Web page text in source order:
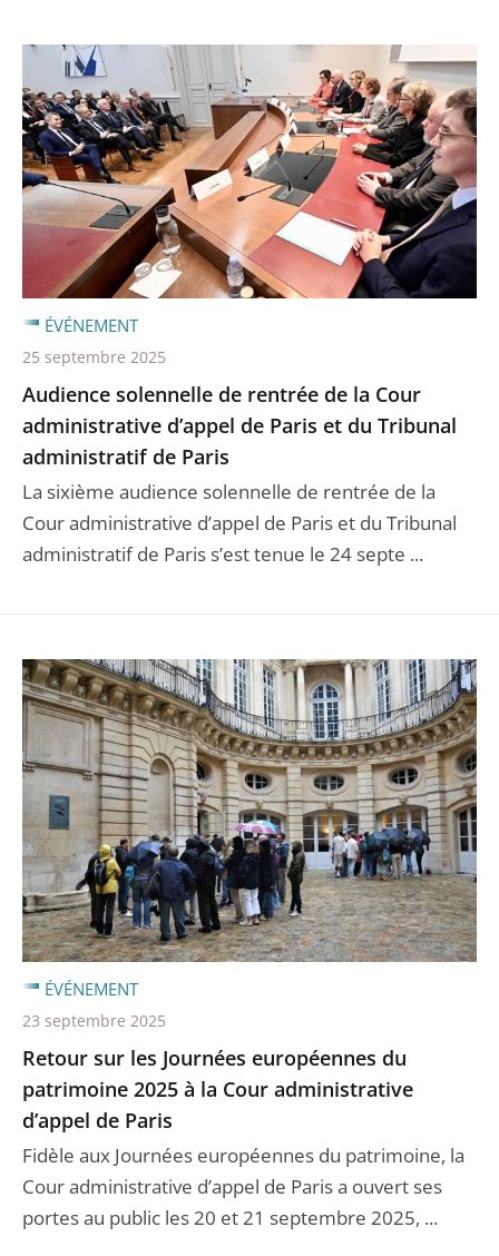
Audience solennelle de rentrée de la Cour
administrative d’appel de Paris et du Tribunal
administratif de Paris
La sixième audience solennelle de rentrée de la
Cour administrative d’appel de Paris et du Tribunal
administratif de Paris s’est tenue le 24 septe ...
ÉVÉNEMENT
25 septembre 2025
Retour sur les Journées européennes du
patrimoine 2025 à la Cour administrative
d’appel de Paris
Fidèle aux Journées européennes du patrimoine, la
Cour administrative d’appel de Paris a ouvert ses
portes au public les 20 et 21 septembre 2025, ...
ÉVÉNEMENT
23 septembre 2025